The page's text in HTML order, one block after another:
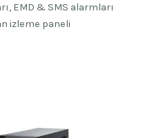
EMD & SMS alarmları
izleme paneli